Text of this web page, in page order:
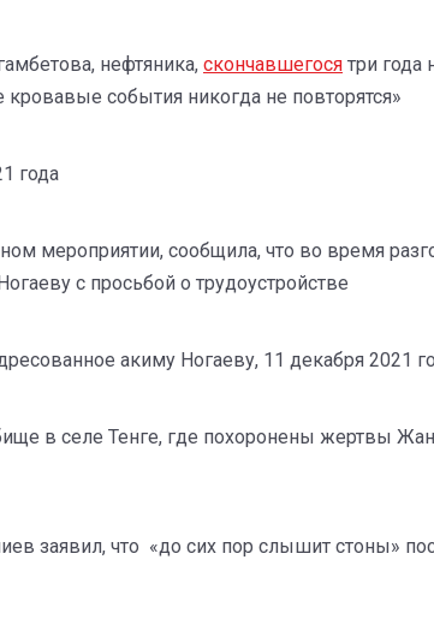
нефтяника, скончавшегося три года
события никогда не повторятся»
года
мероприятии, сообщила, что во время
с просьбой о трудоустройстве
акиму Ногаеву, 11 декабря 2021
в селе Тенге, где похоронены жертвы
заявил, что «до сих пор слышит стоны»